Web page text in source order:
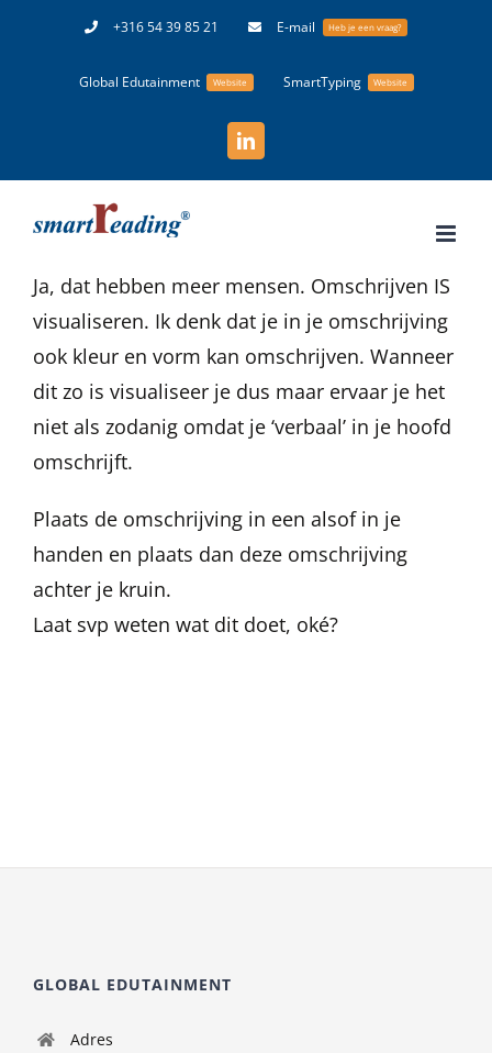
+316 54 39 85 21 E-mail Heb je een vraag?
Global Edutainment Website SmartTyping Website
LinkedIn
Ja, dat hebben meer mensen. Omschrijven IS
visualiseren. Ik denk dat je in je omschrijving
ook kleur en vorm kan omschrijven. Wanneer
dit zo is visualiseer je dus maar ervaar je het
niet als zodanig omdat je ‘verbaal’ in je hoofd
omschrijft.
Plaats de omschrijving in een alsof in je
handen en plaats dan deze omschrijving
achter je kruin.
Laat svp weten wat dit doet, oké?
GLOBAL EDUTAINMENT
Adres